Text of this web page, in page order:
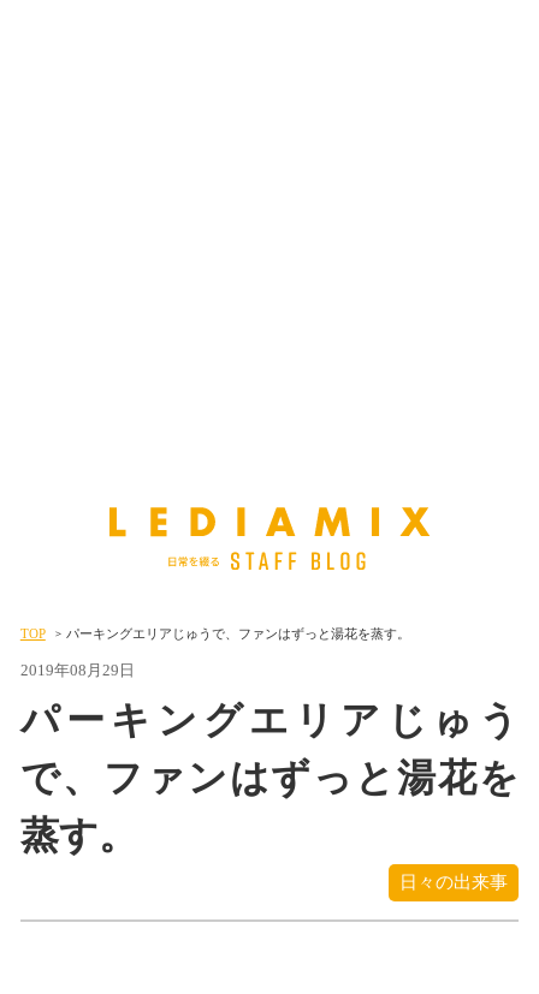
TOP パーキングエリアじゅうで、ファンはずっと湯花を蒸す。
2019年08月29日
パーキングエリアじゅう
で、ファンはずっと湯花を
蒸す。
日々の出来事